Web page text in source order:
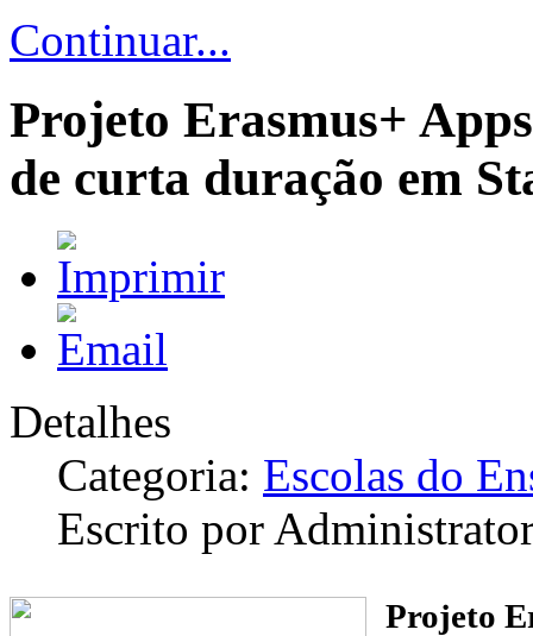
Continuar...
Projeto Erasmus+
de curta duração em
Detalhes
Categoria: Escolas do
Escrito por
Projeto